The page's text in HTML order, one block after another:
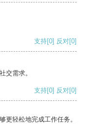
支持[0] 反对[0]
交需求。
支持[0] 反对[0]
更轻松地完成工作任务。